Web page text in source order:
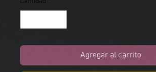
Agregar al carrito